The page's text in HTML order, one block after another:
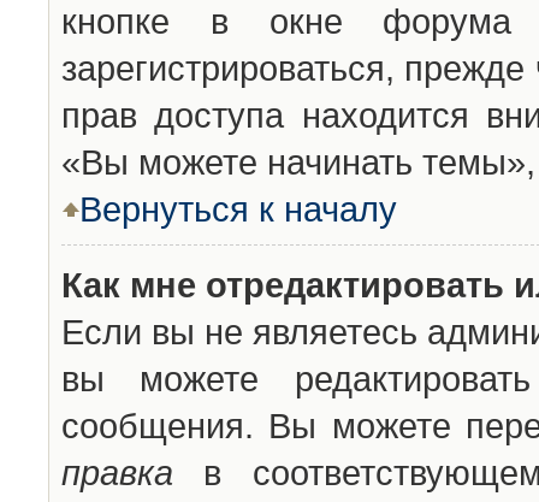
кнопке в окне
зарегистрироваться,
прав доступа находится
«Вы можете начинать
Вернуться к началу
Как мне отредактировать
Если вы не являетесь
вы можете
сообщения. Вы можете
правка в